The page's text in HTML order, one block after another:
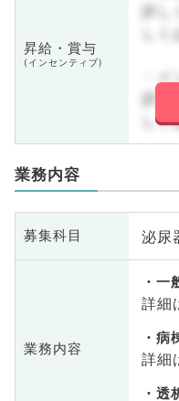
昇給・賞与
(インセンティブ)
詳
し
・
詳
し
業務内容
募集科目 泌尿
業務内容
一
詳細
病
詳細
透